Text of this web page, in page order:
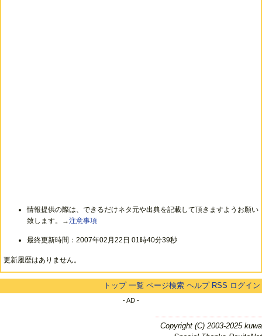
情報提供の際は、できるだけネタ元や出典を記載して頂きますようお願い
致します。→注意事項
最終更新時間：2007年02月22日 01時40分39秒
更新履歴はありません。
トップ 一覧 ページ検索 ヘルプ RSS ログイン
- AD -
Copyright (C) 2003-2025 kuwa